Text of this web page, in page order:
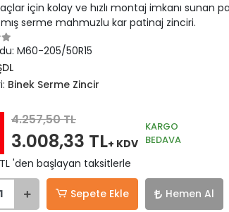
için kolay ve hızlı montaj imkanı sunan
serme mahmuzlu kar patinaj zinciri.
M60-205/50R15
Binek Serme Zincir
4.257,50 TL
3.008,33 TL+ KDV
KARGO
BEDAVA
'den başlayan taksitlerle
Sepete Ekle Hemen Al